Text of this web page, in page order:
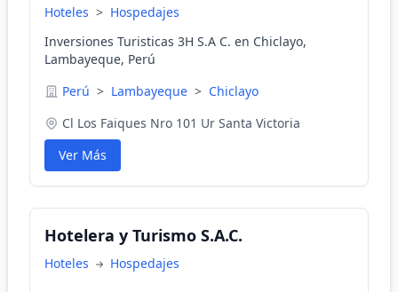
Hoteles > Hospedajes
Inversiones Turisticas 3H S.A C. en Chiclayo,
Lambayeque, Perú
Perú > Lambayeque > Chiclayo
Cl Los Faiques Nro 101 Ur Santa Victoria
Ver Más
Hotelera y Turismo S.A.C.
Hoteles Hospedajes